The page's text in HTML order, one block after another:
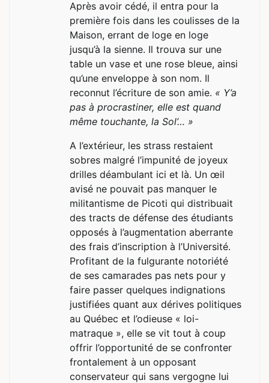
Après avoir cédé, il entra pour la
première fois dans les coulisses de la
Maison, errant de loge en loge
jusqu’à la sienne. Il trouva sur une
table un vase et une rose bleue, ainsi
qu’une enveloppe à son nom. Il
reconnut l’écriture de son amie. « Y’a
pas à procrastiner, elle est quand
même touchante, la Sol’… »
A l’extérieur, les strass restaient
sobres malgré l’impunité de joyeux
drilles déambulant ici et là. Un œil
avisé ne pouvait pas manquer le
militantisme de Picoti qui distribuait
des tracts de défense des étudiants
opposés à l’augmentation aberrante
des frais d’inscription à l’Université.
Profitant de la fulgurante notoriété
de ses camarades pas nets pour y
faire passer quelques indignations
justifiées quant aux dérives politiques
au Québec et l’odieuse « loi-
matraque », elle se vit tout à coup
offrir l’opportunité de se confronter
frontalement à un opposant
conservateur qui sans vergogne lui